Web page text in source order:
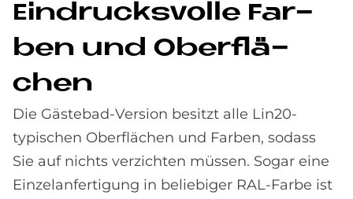
Ein­drucks­vol­le Far­
ben und Ober­flä­
chen
Die Gästebad-Version besitzt alle Lin20-
typischen Oberflächen und Farben, sodass
Sie auf nichts verzichten müssen. Sogar eine
Einzelanfertigung in beliebiger RAL-Farbe ist